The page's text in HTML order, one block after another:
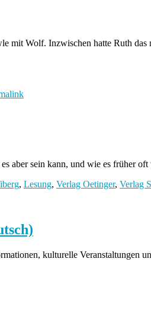
Wolf. Inzwischen hatte Ruth das
aber sein kann, und wie es früher
, Lesung, Verlag Oetinger, Verlag
kulturelle Veranstaltungen